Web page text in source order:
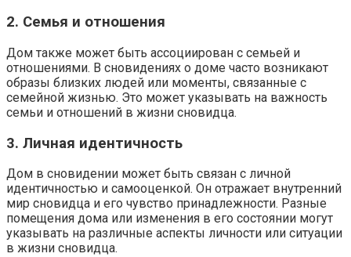
2. Семья и отношения
Дом также может быть ассоциирован с семьей и
отношениями. В сновидениях о доме часто возникают
образы близких людей или моменты, связанные с
семейной жизнью. Это может указывать на важность
семьи и отношений в жизни сновидца.
3. Личная идентичность
Дом в сновидении может быть связан с личной
идентичностью и самооценкой. Он отражает внутренний
мир сновидца и его чувство принадлежности. Разные
помещения дома или изменения в его состоянии могут
указывать на различные аспекты личности или ситуации
в жизни сновидца.